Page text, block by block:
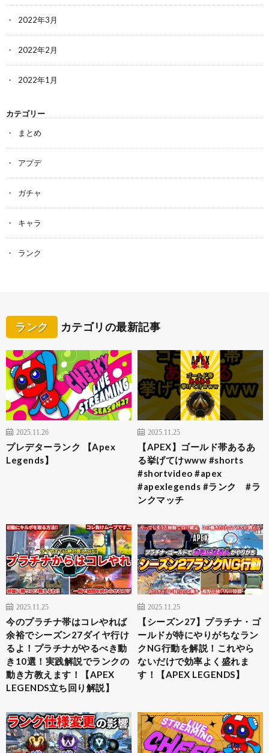
2022年3月
2022年2月
2022年1月
カテゴリー
まとめ
アプデ
ガチャ
キャラ
ランク
ランク カテゴリの最新記事
2025.11.26
プレデターランク 【Apex
Legends】
2025.11.25
【APEX】ゴールド帯あるあ
る挙げてけwww #shorts
#shortvideo #apex
#apexlegends #ランク #ラ
ンクマッチ
2025.11.25
今のプラチナ帯はコレやれば
余裕でシーズン27ダイヤ行け
るよ！プラチナがやるべき動
き10選！実践解説でランクの
動き方教えます！【APEX
LEGENDS立ち回り解説】
2025.11.25
【シーズン27】プラチナ・ゴ
ールドが特にやりがちなラン
クNG行動を解説！これやら
ないだけで効率よく盛れま
す！【APEX LEGENDS】